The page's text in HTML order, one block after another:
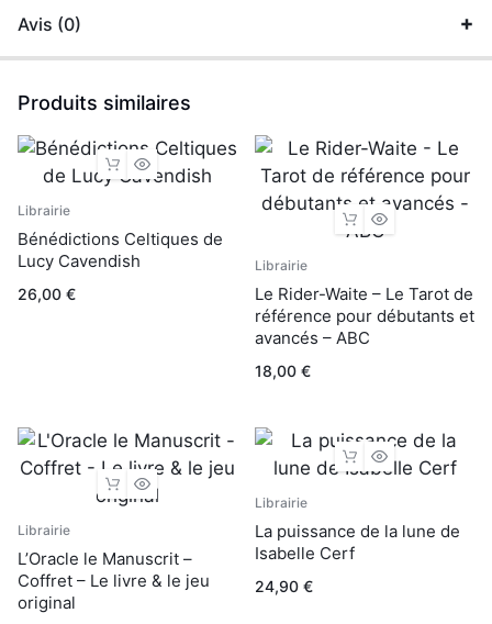
Avis (0)
Produits similaires
Librairie
Bénédictions Celtiques de
Lucy Cavendish
26,00 €
Librairie
Le Rider-Waite – Le Tarot de
référence pour débutants et
avancés – ABC
18,00 €
Librairie
L’Oracle le Manuscrit –
Coffret – Le livre & le jeu
original
Librairie
La puissance de la lune de
Isabelle Cerf
24,90 €